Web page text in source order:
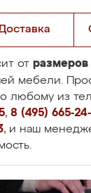
от размеров
мебели.
любому из
, 8 (495) 665-
, и наш